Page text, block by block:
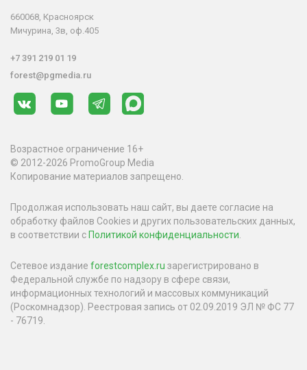
660068, Красноярск
Мичурина, 3в, оф.405
+7 391 219 01 19
forest@pgmedia.ru
Возрастное ограничение 16+
© 2012-2026 PromoGroup Media
Копирование материалов запрещено.
Продолжая использовать наш сайт, вы даете согласие на
обработку файлов Cookies и других пользовательских данных,
в соответствии с Политикой конфиденциальности
Сетевое издание forestcomplex.ru зарегистрировано в
Федеральной службе по надзору в сфере связи,
информационных технологий и массовых коммуникаций
(Роскомнадзор). Реестровая запись от 02.09.2019 ЭЛ № ФС 77
- 76719.